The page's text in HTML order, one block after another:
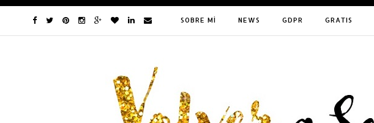
SOBRE MÍ NEWS GDPR GRATIS